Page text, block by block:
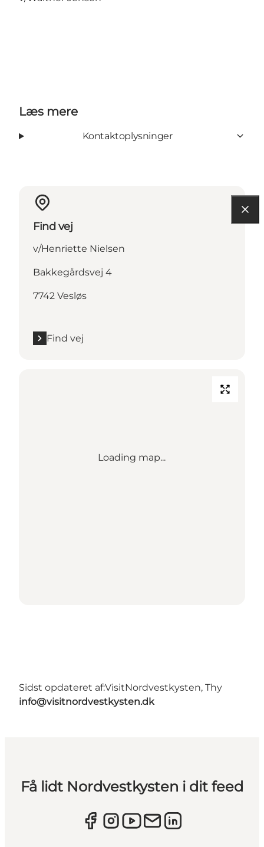
Læs mere
Kontaktoplysninger
Find vej
v/Henriette Nielsen
Bakkegårdsvej 4
7742 Vesløs
Find vej
Loading map...
Sidst opdateret af:VisitNordvestkysten, Thy
info@visitnordvestkysten.dk
Få lidt Nordvestkysten i dit feed